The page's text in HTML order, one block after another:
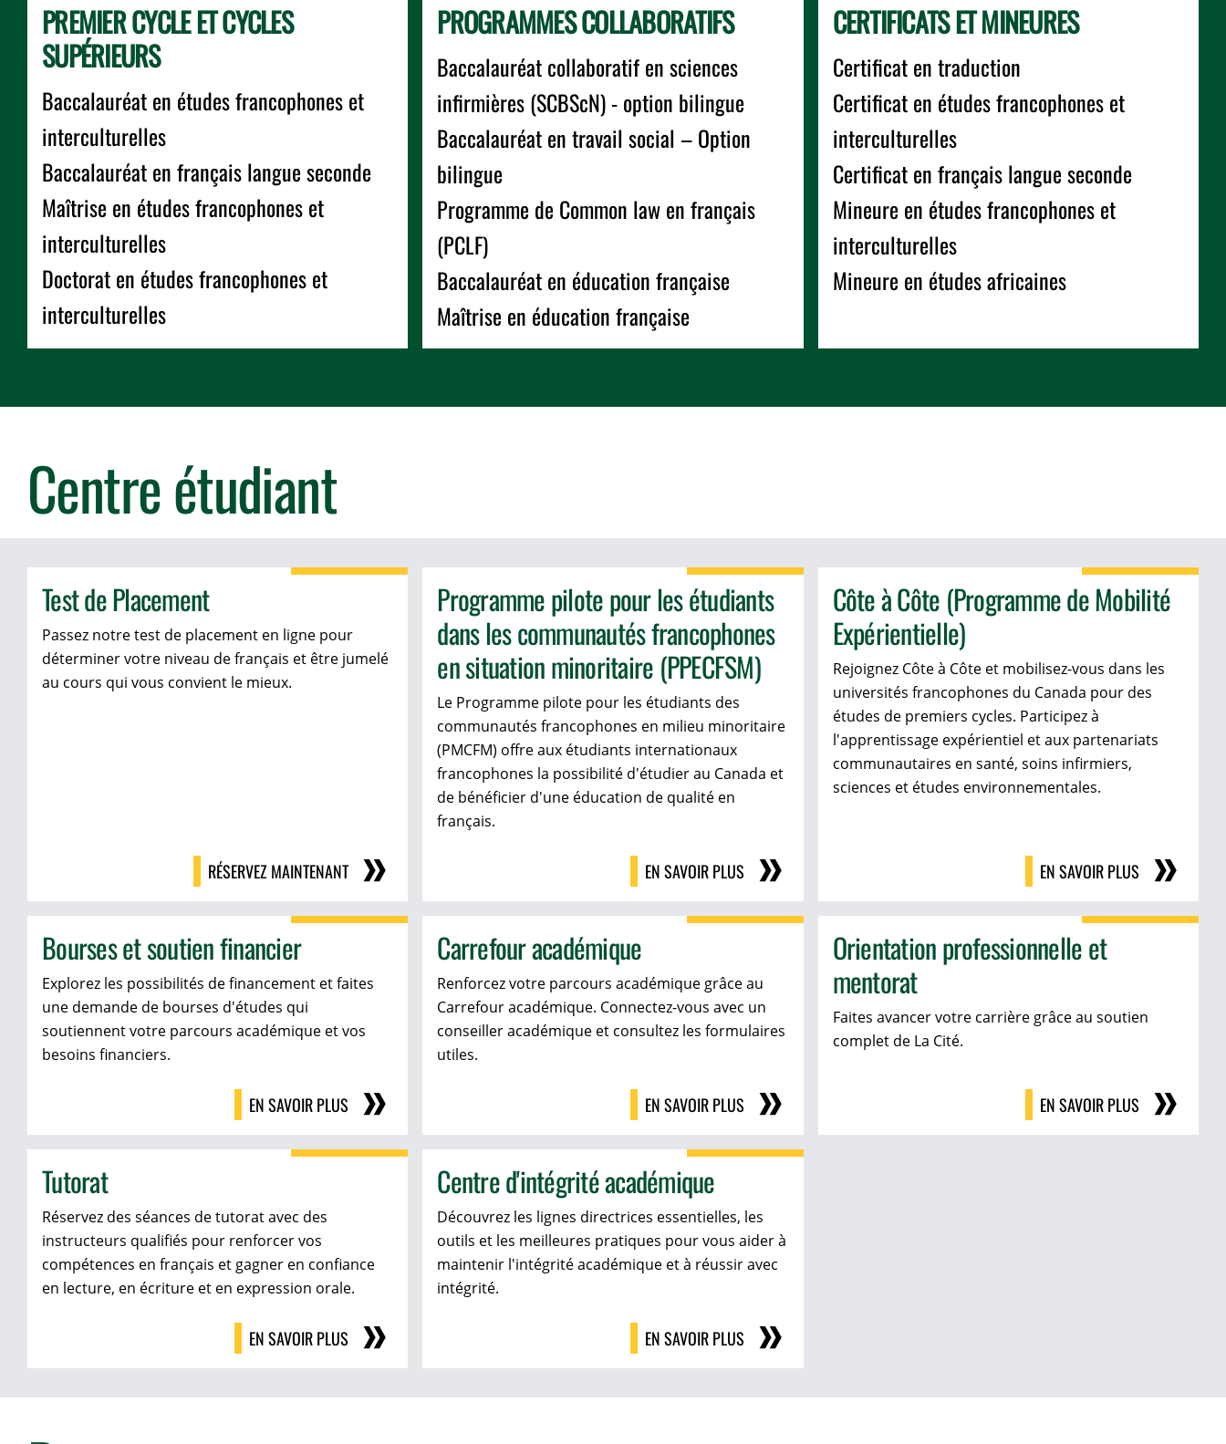
PREMIER CYCLE ET CYCLES
SUPÉRIEURS
Baccalauréat en études francophones et
interculturelles
Baccalauréat en français langue seconde
Maîtrise en études francophones et
interculturelles
Doctorat en études francophones et
interculturelles
PROGRAMMES COLLABORATIFS
Baccalauréat collaboratif en sciences
infirmières (SCBScN) - option bilingue
Baccalauréat en travail social – Option
bilingue
Programme de Common law en français
(PCLF)
Baccalauréat en éducation française
Maîtrise en éducation française
CERTIFICATS ET MINEURES
Certificat en traduction
Certificat en études francophones et
interculturelles
Certificat en français langue seconde
Mineure en études francophones et
interculturelles
Mineure en études africaines
Centre étudiant
Test de Placement
Passez notre test de placement en ligne pour
déterminer votre niveau de français et être jumelé
au cours qui vous convient le mieux.
RÉSERVEZ MAINTENANT
Programme pilote pour les étudiants
dans les communautés francophones
en situation minoritaire (PPECFSM)
Le Programme pilote pour les étudiants des
communautés francophones en milieu minoritaire
(PMCFM) offre aux étudiants internationaux
francophones la possibilité d'étudier au Canada et
de bénéficier d'une éducation de qualité en
français.
EN SAVOIR PLUS
Côte à Côte (Programme de Mobilité
Expérientielle)
Rejoignez Côte à Côte et mobilisez-vous dans les
universités francophones du Canada pour des
études de premiers cycles. Participez à
l'apprentissage expérientiel et aux partenariats
communautaires en santé, soins infirmiers,
sciences et études environnementales.
EN SAVOIR PLUS
Bourses et soutien financier
Explorez les possibilités de financement et faites
une demande de bourses d'études qui
soutiennent votre parcours académique et vos
besoins financiers.
EN SAVOIR PLUS
Carrefour académique
Renforcez votre parcours académique grâce au
Carrefour académique. Connectez-vous avec un
conseiller académique et consultez les formulaires
utiles.
EN SAVOIR PLUS
Orientation professionnelle et
mentorat
Faites avancer votre carrière grâce au soutien
complet de La Cité.
EN SAVOIR PLUS
Tutorat
Réservez des séances de tutorat avec des
instructeurs qualifiés pour renforcer vos
compétences en français et gagner en confiance
en lecture, en écriture et en expression orale.
EN SAVOIR PLUS
Centre d'intégrité académique
Découvrez les lignes directrices essentielles, les
outils et les meilleures pratiques pour vous aider à
maintenir l'intégrité académique et à réussir avec
intégrité.
EN SAVOIR PLUS